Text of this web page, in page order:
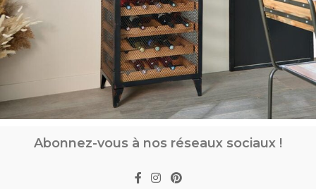
Abonnez-vous à nos réseaux sociaux !